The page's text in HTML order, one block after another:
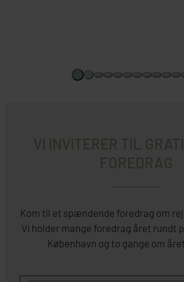
VI INVITERER TIL
FOREDRAG
Kom til et spændende foredrag om
Vi holder mange foredrag året rundt
København og to gange om